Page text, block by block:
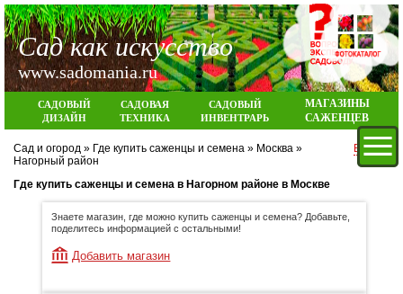
Сад как искусство
www.sadomania.ru
САДОВЫЙ
ДИЗАЙН
САДОВАЯ
ТЕХНИКА
САДОВЫЙ
ИНВЕНТРАРЬ
МАГАЗИНЫ
САЖЕНЦЕВ
Сад и огород » Где купить саженцы и семена » Москва »
Нагорный район
Вход
Где купить саженцы и семена в Нагорном районе в Москве
Знаете магазин, где можно купить саженцы и семена? Добавьте,
поделитесь информацией с остальными!
Добавить магазин